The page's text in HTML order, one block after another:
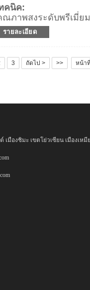
คนิค:
ณภาพสูงระดับพรีเมี่ยม
สุด 0.3 มม
ความสำคัญน้อยกว่า
เครื่องชี้ไปยังจุดสำหรั
นดเส้นทางเทมเพลต
งอื่นๆ
รายละเอียด
3 ถัดไป > >> หน้า
เมืองชิมะ เขตโย่วเซียน เมืองเ